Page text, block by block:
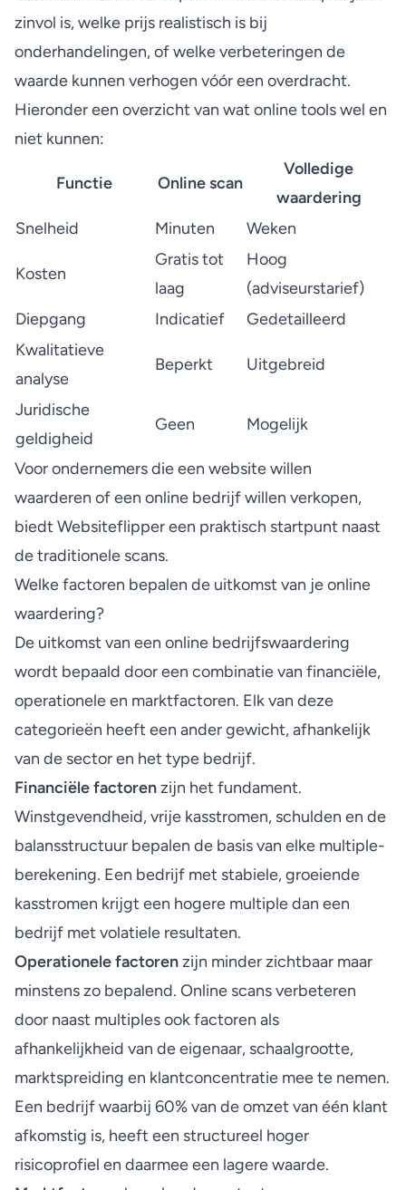
zinvol is, welke prijs realistisch is bij
onderhandelingen, of welke verbeteringen de
waarde kunnen verhogen vóór een overdracht.
Hieronder een overzicht van wat online tools wel en
niet kunnen:
Functie Online scan
Volledige
waardering
Snelheid
Minuten Weken
Kosten
Gratis tot
laag
Hoog
(adviseurstarief)
Diepgang
Indicatief
Gedetailleerd
Kwalitatieve
analyse
Beperkt Uitgebreid
Juridische
geldigheid
Geen Mogelijk
Voor ondernemers die een website willen
waarderen of een online bedrijf willen verkopen,
biedt Websiteflipper een praktisch startpunt naast
de traditionele scans.
Welke factoren bepalen de uitkomst van je online
waardering?
De uitkomst van een online bedrijfswaardering
wordt bepaald door een combinatie van financiële,
operationele en marktfactoren. Elk van deze
categorieën heeft een ander gewicht, afhankelijk
van de sector en het type bedrijf.
Financiële factorenzijn het fundament.
Winstgevendheid, vrije kasstromen, schulden en de
balansstructuur bepalen de basis van elke multiple-
berekening. Een bedrijf met stabiele, groeiende
kasstromen krijgt een hogere multiple dan een
bedrijf met volatiele resultaten.
Operationele factorenzijn minder zichtbaar maar
minstens zo bepalend. Online scans verbeteren
door naast multiples ook factoren als
afhankelijkheid van de eigenaar, schaalgrootte,
marktspreiding en klantconcentratie mee te nemen.
Een bedrijf waarbij 60% van de omzet van één klant
afkomstig is, heeft een structureel hoger
risicoprofiel en daarmee een lagere waarde.